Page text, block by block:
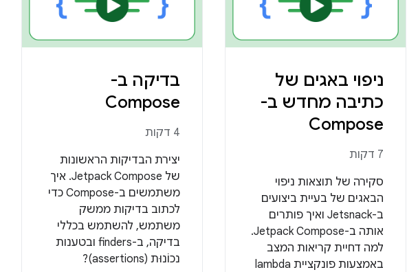
ניפוי באגים של
כתיבה מחדש ב-
Compose
7 דקות
סקירה של תוצאות ניפוי
הבאגים של בעיית ביצועים
ב-Jetsnack ואיך פותרים
אותה ב-Jetpack Compose.
למה דחיית קריאות המצב
באמצעות פונקציית lambda
בדיקה ב-
Compose
4 דקות
יצירת הבדיקות הראשונות
של Jetpack Compose. איך
משתמשים ב-Compose כדי
לכתוב בדיקות ממשק
משתמש, להשתמש בכללי
בדיקה, ב-finders ובטענות
נכוֹנוּת (assertions)?